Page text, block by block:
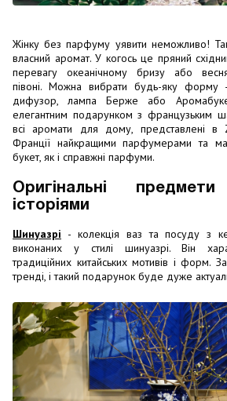
Жінку без парфуму уявити неможливо!
власний аромат. У когось це пряний
перевагу океанічному бризу або
півоні. Можна вибрати будь-яку форму
дифузор, лампа Берже або
елегантним подарунком з французьким
всі аромати для дому, представлені в
Франції найкращими парфумерами та
букет, як і справжні парфуми.
Оригінальні
історіями
Шинуазрі - колекція ваз та посуду з
виконаних у стилі шинуазрі. Він
традиційних китайських мотивів і форм.
тренді, і такий подарунок буде дуже